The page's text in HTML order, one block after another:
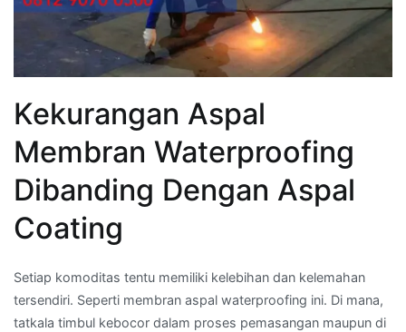
Kekurangan Aspal
Membran Waterproofing
Dibanding Dengan Aspal
Coating
Setiap komoditas tentu memiliki kelebihan dan kelemahan
tersendiri. Seperti membran aspal waterproofing ini. Di mana,
tatkala timbul kebocor dalam proses pemasangan maupun di